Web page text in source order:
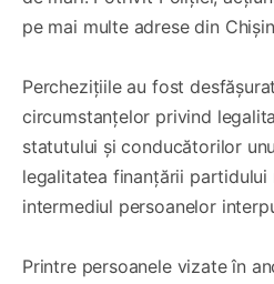
pe mai multe adrese din
Perchezițiile au fost
circumstanțelor privind
statutului și conducătorilor
legalitatea finanțării partidului
intermediul persoanelor
Printre persoanele vizate în